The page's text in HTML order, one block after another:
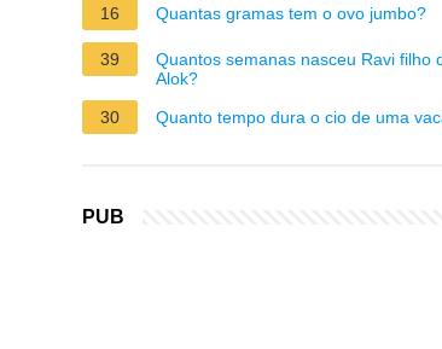
16 Quantas gramas tem o ovo jumbo?
39
Quantos semanas nasceu Ravi filho
Alok?
30
Quanto tempo dura o cio de uma
PUB